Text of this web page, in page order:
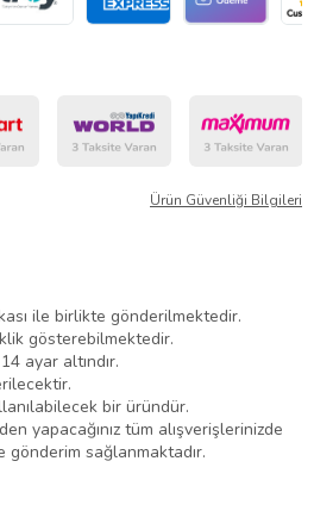
Ürün Güvenliği Bilgileri
ile birlikte gönderilmektedir.
gösterebilmektedir.
ayar altındır.
bir üründür.
yapacağınız tüm alışverişlerinizde
sağlanmaktadır.